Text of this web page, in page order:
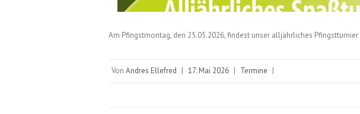
Am Pfingstmontag, den 25.05.2026, findest unser alljährliches
Von Andres Ellefred | 17. Mai 2026 | Termine |